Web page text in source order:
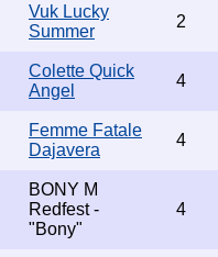
Vuk Lucky
Summer
2
Colette Quick
Angel
4
Femme Fatale
Dajavera
4
BONY M
Redfest -
"Bony"
4